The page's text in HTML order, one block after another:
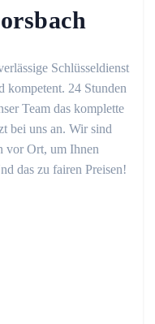
Schlüsseldienst
kompetent. 24 Stunden
Team das komplette
bei uns an. Wir sind
vor Ort, um Ihnen
das zu fairen Preisen!